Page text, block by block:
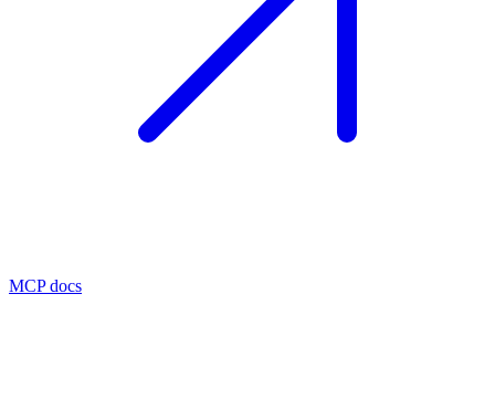
MCP docs